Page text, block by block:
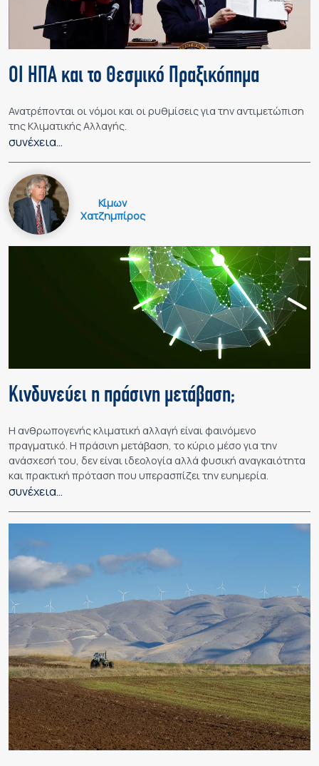
ΟΙ ΗΠΑ και το Θεσμικό Πραξικόπημα
Ανατρέπονται οι νόμοι και οι ρυθμίσεις για την αντιμετώπιση
της Κλιματικής Αλλαγής.
συνέχεια…
Κίμων
Χατζημπίρος
Κινδυνεύει η πράσινη μετάβαση;
Η ανθρωπογενής κλιματική αλλαγή είναι φαινόμενο
πραγματικό. Η πράσινη μετάβαση, το κύριο μέσο για την
ανάσχεσή του, δεν είναι ιδεολογία αλλά φυσική αναγκαιότητα
και πρακτική πρόταση που υπερασπίζει την ευημερία.
συνέχεια…